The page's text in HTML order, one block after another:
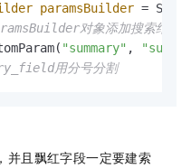
paramsBuilder =
对象添加搜索结果
"summary" ,
用分号分割
并且飘红字段一定要建索